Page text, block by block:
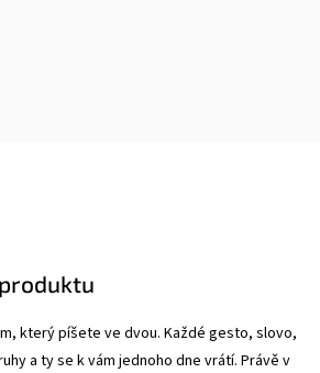
který píšete ve dvou. Každé gesto, slovo,
a ty se k vám jednoho dne vrátí. Právě v